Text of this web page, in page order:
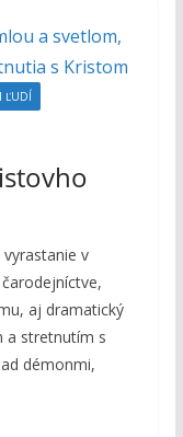
ĽUDÍ
v
aj dramatický
a stretnutím s
démonmi,